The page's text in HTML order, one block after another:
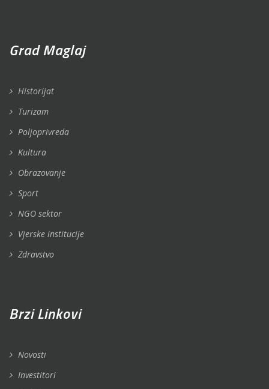
Grad Maglaj
Historijat
Turizam
Poljoprivreda
Kultura
Obrazovanje
Sport
NGO sektor
Vjerske institucije
Zdravstvo
Brzi Linkovi
Novosti
Investitori